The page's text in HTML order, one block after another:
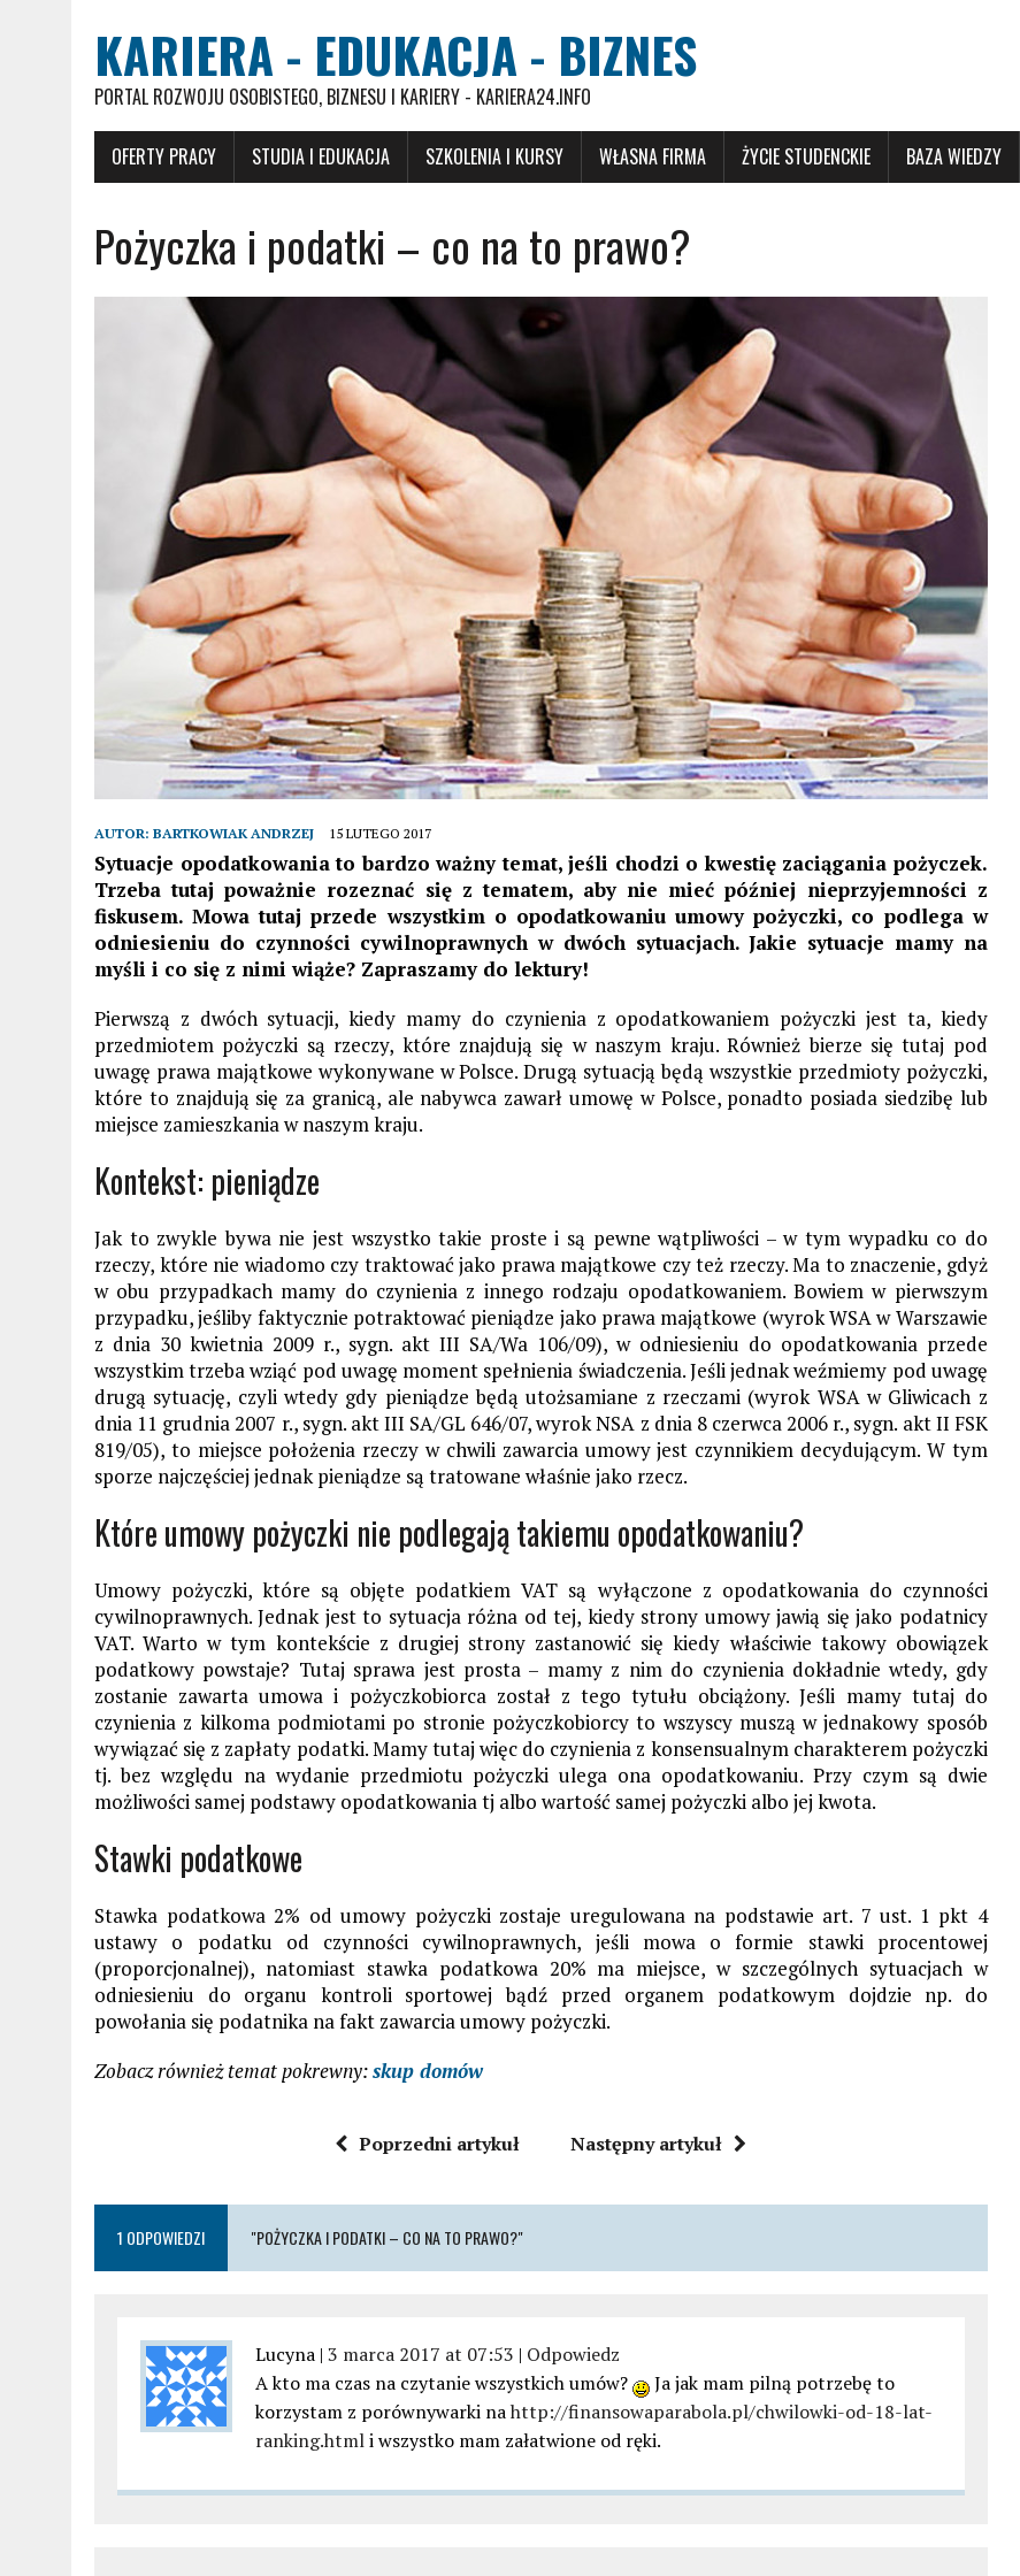
KARIERA - EDUKACJA - BIZNES
PORTAL ROZWOJU OSOBISTEGO, BIZNESU I KARIERY - KARIERA24.INFO
OFERTY PRACY STUDIA I EDUKACJA SZKOLENIA I KURSY WŁASNA FIRMA ŻYCIE STUDENCKIE BAZA WIEDZY
Pożyczka i podatki – co na to prawo?
AUTOR: BARTKOWIAK ANDRZEJ 15 LUTEGO 2017
Sytuacje opodatkowania to bardzo ważny temat, jeśli chodzi o kwestię zaciągania pożyczek.
Trzeba tutaj poważnie rozeznać się z tematem, aby nie mieć później nieprzyjemności z
fiskusem. Mowa tutaj przede wszystkim o opodatkowaniu umowy pożyczki, co podlega w
odniesieniu do czynności cywilnoprawnych w dwóch sytuacjach. Jakie sytuacje mamy na
myśli i co się z nimi wiąże? Zapraszamy do lektury!
Pierwszą z dwóch sytuacji, kiedy mamy do czynienia z opodatkowaniem pożyczki jest ta, kiedy
przedmiotem pożyczki są rzeczy, które znajdują się w naszym kraju. Również bierze się tutaj pod
uwagę prawa majątkowe wykonywane w Polsce. Drugą sytuacją będą wszystkie przedmioty pożyczki,
które to znajdują się za granicą, ale nabywca zawarł umowę w Polsce, ponadto posiada siedzibę lub
miejsce zamieszkania w naszym kraju.
Kontekst: pieniądze
Jak to zwykle bywa nie jest wszystko takie proste i są pewne wątpliwości – w tym wypadku co do
rzeczy, które nie wiadomo czy traktować jako prawa majątkowe czy też rzeczy. Ma to znaczenie, gdyż
w obu przypadkach mamy do czynienia z innego rodzaju opodatkowaniem. Bowiem w pierwszym
przypadku, jeśliby faktycznie potraktować pieniądze jako prawa majątkowe (wyrok WSA w Warszawie
z dnia 30 kwietnia 2009 r., sygn. akt III SA/Wa 106/09), w odniesieniu do opodatkowania przede
wszystkim trzeba wziąć pod uwagę moment spełnienia świadczenia. Jeśli jednak weźmiemy pod uwagę
drugą sytuację, czyli wtedy gdy pieniądze będą utożsamiane z rzeczami (wyrok WSA w Gliwicach z
dnia 11 grudnia 2007 r., sygn. akt III SA/GL 646/07, wyrok NSA z dnia 8 czerwca 2006 r., sygn. akt II FSK
819/05), to miejsce położenia rzeczy w chwili zawarcia umowy jest czynnikiem decydującym. W tym
sporze najczęściej jednak pieniądze są tratowane właśnie jako rzecz.
Które umowy pożyczki nie podlegają takiemu opodatkowaniu?
Umowy pożyczki, które są objęte podatkiem VAT są wyłączone z opodatkowania do czynności
cywilnoprawnych. Jednak jest to sytuacja różna od tej, kiedy strony umowy jawią się jako podatnicy
VAT. Warto w tym kontekście z drugiej strony zastanowić się kiedy właściwie takowy obowiązek
podatkowy powstaje? Tutaj sprawa jest prosta – mamy z nim do czynienia dokładnie wtedy, gdy
zostanie zawarta umowa i pożyczkobiorca został z tego tytułu obciążony. Jeśli mamy tutaj do
czynienia z kilkoma podmiotami po stronie pożyczkobiorcy to wszyscy muszą w jednakowy sposób
wywiązać się z zapłaty podatki. Mamy tutaj więc do czynienia z konsensualnym charakterem pożyczki
tj. bez względu na wydanie przedmiotu pożyczki ulega ona opodatkowaniu. Przy czym są dwie
możliwości samej podstawy opodatkowania tj albo wartość samej pożyczki albo jej kwota.
Stawki podatkowe
Stawka podatkowa 2% od umowy pożyczki zostaje uregulowana na podstawie art. 7 ust. 1 pkt 4
ustawy o podatku od czynności cywilnoprawnych, jeśli mowa o formie stawki procentowej
(proporcjonalnej), natomiast stawka podatkowa 20% ma miejsce, w szczególnych sytuacjach w
odniesieniu do organu kontroli sportowej bądź przed organem podatkowym dojdzie np. do
powołania się podatnika na fakt zawarcia umowy pożyczki.
Zobacz również temat pokrewny:skup domów
Poprzedni artykuł Następny artykuł
1 ODPOWIEDZI "POŻYCZKA I PODATKI – CO NA TO PRAWO?"
Lucyna | 3 marca 2017 at 07:53 | Odpowiedz
A kto ma czas na czytanie wszystkich umów?
Ja jak mam pilną potrzebę to
korzystam z porównywarki nahttp://finansowaparabola.pl/chwilowki-od-18-lat-
ranking.htmli wszystko mam załatwione od ręki.